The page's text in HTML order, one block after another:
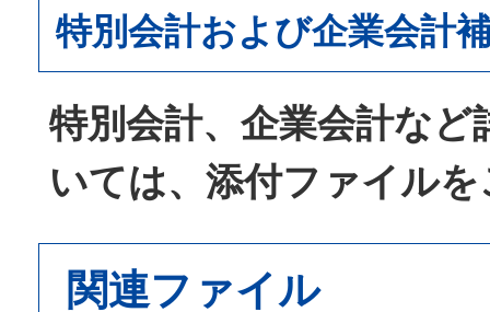
特別会計および企業会計
特別会計、企業会計など
いては、添付ファイル
関連ファイル